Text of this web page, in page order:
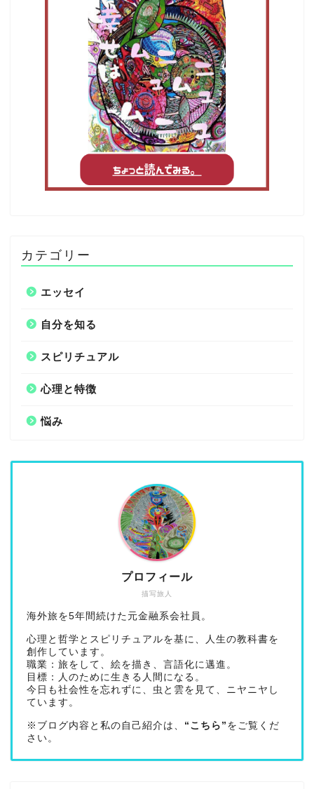
カテゴリー
エッセイ
自分を知る
スピリチュアル
心理と特徴
悩み
描写旅人
プロフィール
海外旅を5年間続けた元金融系会社員。
心理と哲学とスピリチュアルを基に、人生の教科書を
創作しています。
職業：旅をして、絵を描き、言語化に邁進。
目標：人のために生きる人間になる。
今日も社会性を忘れずに、虫と雲を見て、ニヤニヤし
ています。
※ブログ内容と私の自己紹介は、 “こちら” をご覧くだ
さい。